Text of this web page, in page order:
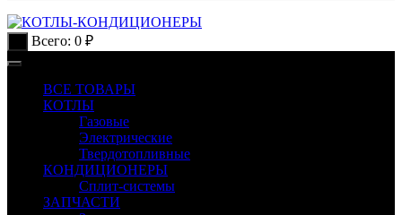
Всего: 0 ₽
ВСЕ ТОВАРЫ
КОТЛЫ
Газовые
Электрические
Твердотопливные
КОНДИЦИОНЕРЫ
Сплит-системы
ЗАПЧАСТИ